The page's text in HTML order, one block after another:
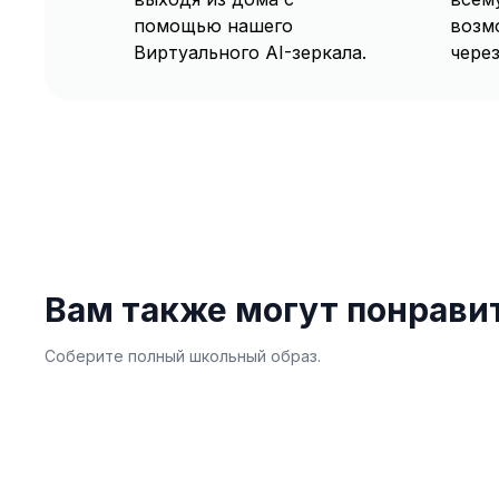
помощью нашего
Виртуального AI-зеркала.
Вам также могут
Соберите полный школьный образ.